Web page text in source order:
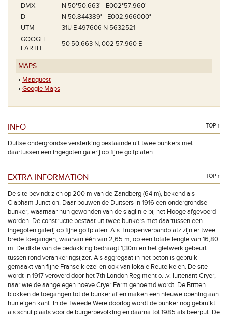
DMX
N 50°50.663' - E002°57.960'
D
N 50.844389° - E002.966000°
UTM
31U E 497606 N 5632521
GOOGLE
EARTH
50 50.663 N, 002 57.960 E
MAPS
• Mapquest
• Google Maps
INFO TOP ↑
Duitse ondergrondse versterking bestaande uit twee bunkers met
daartussen een ingegoten galerij op fijne golfplaten.
EXTRA INFORMATION TOP ↑
De site bevindt zich op 200 m van de Zandberg (64 m), bekend als
Clapham Junction. Daar bouwen de Duitsers in 1916 een ondergrondse
bunker, waarnaar hun gewonden van de slaglinie bij het Hooge afgevoerd
worden. De constructie bestaat uit twee bunkers met daartussen een
ingegoten galerij op fijne golfplaten. Als Truppenverbandplatz zijn er twee
brede toegangen, waarvan één van 2,65 m, op een totale lengte van 16,80
m. De dikte van de bedakking bedraagt 1,30m en het gietwerk gebeurt
tussen rond verankeringsijzer. Als aggregaat in het beton is gebruik
gemaakt van fijne Franse kiezel en ook van lokale Reutelkeien. De site
wordt in 1917 veroverd door het 7th London Regiment o.l.v. luitenant Cryer,
naar wie de aangelegen hoeve Cryer Farm genoemd wordt. De Britten
blokken de toegangen tot de bunker af en maken een nieuwe opening aan
hun eigen kant. In de Tweede Wereldoorlog wordt de bunker nog gebruikt
als schuilplaats voor de burgerbevolking en daarna tot 1985 als beerput. De